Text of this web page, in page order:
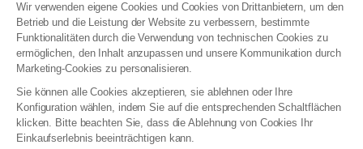
Wir verwenden eigene Cookies und Cookies von Drittanbietern, um den
Betrieb und die Leistung der Website zu verbessern, bestimmte
Funktionalitäten durch die Verwendung von technischen Cookies zu
ermöglichen, den Inhalt anzupassen und unsere Kommunikation durch
Marketing-Cookies zu personalisieren.
Sie können alle Cookies akzeptieren, sie ablehnen oder Ihre
Konfiguration wählen, indem Sie auf die entsprechenden Schaltflächen
klicken. Bitte beachten Sie, dass die Ablehnung von Cookies Ihr
Einkaufserlebnis beeinträchtigen kann.
AGB Treueprogramm
Datenschutzrichtlinien
Allgemeine Geschäftsbedingungen für Geschäftskunden
Erklärung zur Barrierefreiheit